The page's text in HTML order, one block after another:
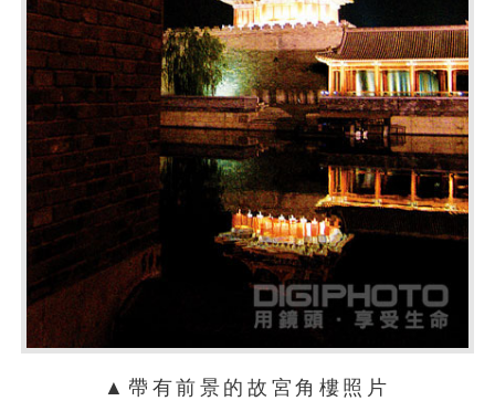
▲帶有前景的故宮角樓照片